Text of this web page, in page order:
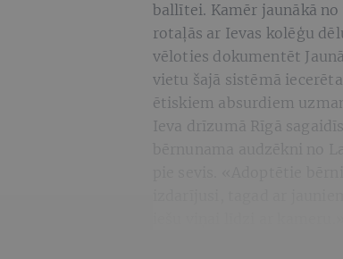
ballītei. Kamēr jaunākā
rotaļās ar Ievas kolēģu
vēloties dokumentēt
vietu šajā sistēmā
ētiskiem absurdiem
Ieva drīzumā Rīgā